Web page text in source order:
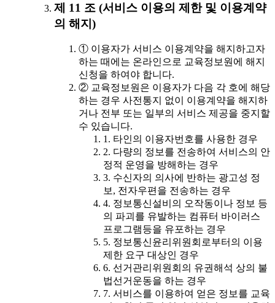
제 11 조 (서비스 이용의 제한 및 이용계약
의 해지)
① 이용자가 서비스 이용계약을 해지하고자
하는 때에는 온라인으로 교육정보원에 해지
신청을 하여야 합니다.
② 교육정보원은 이용자가 다음 각 호에 해당
하는 경우 사전통지 없이 이용계약을 해지하
거나 전부 또는 일부의 서비스 제공을 중지할
수 있습니다.
1. 타인의 이용자번호를 사용한 경우
2. 다량의 정보를 전송하여 서비스의 안
정적 운영을 방해하는 경우
3. 수신자의 의사에 반하는 광고성 정
보, 전자우편을 전송하는 경우
4. 정보통신설비의 오작동이나 정보 등
의 파괴를 유발하는 컴퓨터 바이러스
프로그램등을 유포하는 경우
5. 정보통신윤리위원회로부터의 이용
제한 요구 대상인 경우
6. 선거관리위원회의 유권해석 상의 불
법선거운동을 하는 경우
7. 서비스를 이용하여 얻은 정보를 교육